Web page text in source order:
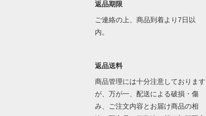
返品期限
ご連絡の上、商品到着より7日以
内。
返品送料
商品管理には十分注意しております
が、万が一、配送による破損・傷
み、ご注文内容とお届け商品の相